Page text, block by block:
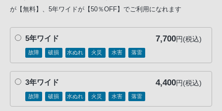
が【無料】、5年ワイドが【50％OFF】でご利用になれます
5年ワイド 7,700円(税込)
故障 破損 水ぬれ 火災 水害 落雷
3年ワイド 4,400円(税込)
故障 破損 水ぬれ 火災 水害 落雷